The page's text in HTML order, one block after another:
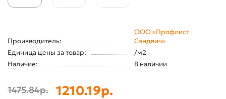
Производитель:
ООО «Профлист
Сэндвич»
Единица цены за товар:
/м2
Наличие:
В наличии
1475.84р. 1210.19р.